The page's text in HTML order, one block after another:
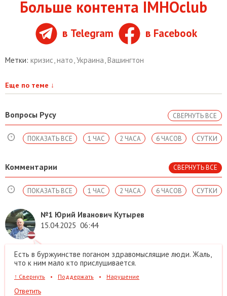
Больше контента IMHOclub
в Telegram в Facebook
Метки: кризис нато Украина Вашингтон
Еще по теме ↓
Вопросы Русу СВЕРНУТЬ ВСЕ
СУТКИ
6 ЧАСОВ
2 ЧАСА
1 ЧАС
ПОКАЗАТЬ ВСЕ
Комментарии СВЕРНУТЬ ВСЕ
СУТКИ
6 ЧАСОВ
2 ЧАСА
1 ЧАС
ПОКАЗАТЬ ВСЕ
№1 Юрий Иванович Кутырев
15.04.2025 06:44
Есть в буржуинстве поганом здравомыслящие люди. Жаль,
что к ним мало кто прислушивается.
↑ Свернуть • Поддержать • Нарушение
Ответить